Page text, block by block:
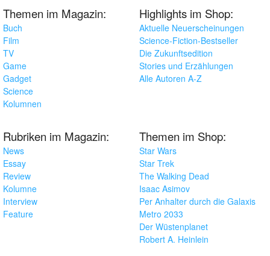
Themen im Magazin:
Buch
Film
TV
Game
Gadget
Science
Kolumnen
Highlights im Shop:
Aktuelle Neuerscheinungen
Science-Fiction-Bestseller
Die Zukunftsedition
Stories und Erzählungen
Alle Autoren A-Z
Rubriken im Magazin:
News
Essay
Review
Kolumne
Interview
Feature
Themen im Shop:
Star Wars
Star Trek
The Walking Dead
Isaac Asimov
Per Anhalter durch die Galaxis
Metro 2033
Der Wüstenplanet
Robert A. Heinlein